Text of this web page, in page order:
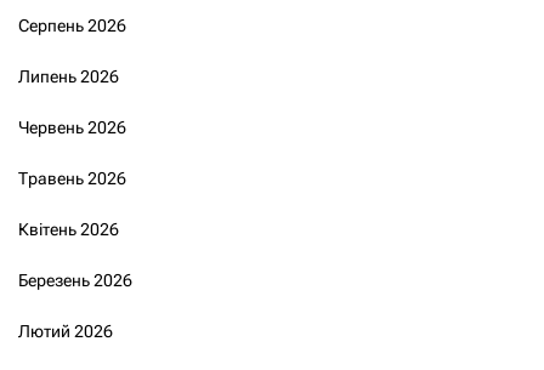
Серпень 2026
Липень 2026
Червень 2026
Травень 2026
Квітень 2026
Березень 2026
Лютий 2026